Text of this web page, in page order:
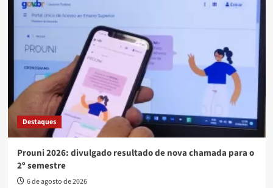
Destaques
Prouni 2026: divulgado resultado de nova chamada para o
2º semestre
6 de agosto de 2026